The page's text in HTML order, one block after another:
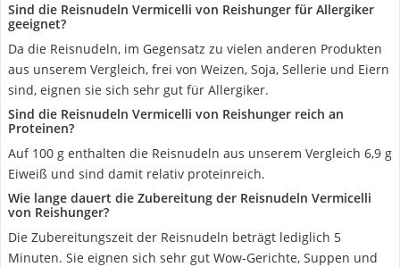
Sind die Reisnudeln Vermicelli von Reishunger für Allergiker
geeignet?
Da die Reisnudeln, im Gegensatz zu vielen anderen Produkten
aus unserem Vergleich, frei von Weizen, Soja, Sellerie und Eiern
sind, eignen sie sich sehr gut für Allergiker.
Sind die Reisnudeln Vermicelli von Reishunger reich an
Proteinen?
Auf 100 g enthalten die Reisnudeln aus unserem Vergleich 6,9 g
Eiweiß und sind damit relativ proteinreich.
Wie lange dauert die Zubereitung der Reisnudeln Vermicelli
von Reishunger?
Die Zubereitungszeit der Reisnudeln beträgt lediglich 5
Minuten. Sie eignen sich sehr gut Wow-Gerichte, Suppen und